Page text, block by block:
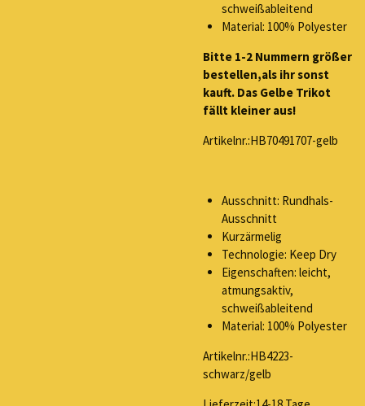
schweißableitend
Material: 100% Polyester
Bitte 1-2 Nummern größer
bestellen,als ihr sonst
kauft. Das Gelbe Trikot
fällt kleiner aus!
Artikelnr.:HB70491707-gelb
Ausschnitt: Rundhals-
Ausschnitt
Kurzärmelig
Technologie: Keep Dry
Eigenschaften: leicht,
atmungsaktiv,
schweißableitend
Material: 100% Polyester
Artikelnr.:HB4223-
schwarz/gelb